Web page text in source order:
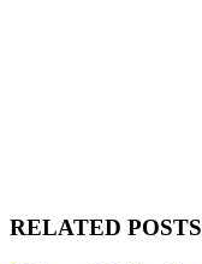
RELATED POSTS